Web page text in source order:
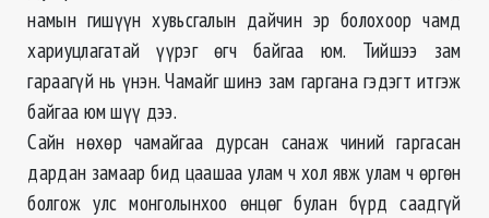
намын гишүүн хувьсгалын дайчин эр болохоор чамд
хариуцлагатай үүрэг өгч байгаа юм. Тийшээ зам
гараагүй нь үнэн. Чамайг шинэ зам гаргана гэдэгт итгэж
байгаа юм шүү дээ.
Сайн нөхөр чамайгаа дурсан санаж чиний гаргасан
дардан замаар бид цаашаа улам ч хол явж улам ч өргөн
болгож улс монголынхоо өнцөг булан бүрд саадгүй